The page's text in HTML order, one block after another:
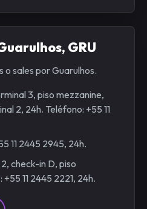
GRU
o sales por Guarulhos.
3, piso mezzanine,
2, 24h. Teléfono: +55 11
11 2445 2945, 24h.
check-in D, piso
11 2445 2221, 24h.